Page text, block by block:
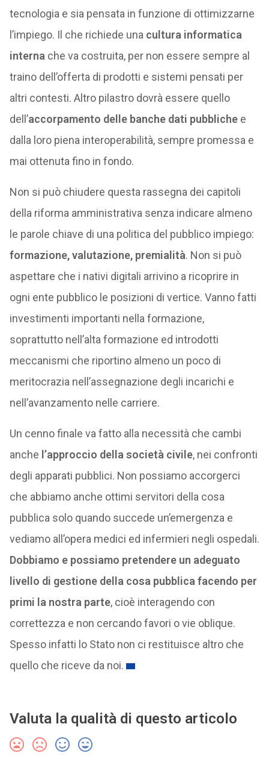
tecnologia e sia pensata in funzione di ottimizzarne
l’impiego. Il che richiede una cultura informatica
interna che va costruita, per non essere sempre al
traino dell’offerta di prodotti e sistemi pensati per
altri contesti. Altro pilastro dovrà essere quello
dell’accorpamento delle banche dati pubbliche e
dalla loro piena interoperabilità, sempre promessa e
mai ottenuta fino in fondo.
Non si può chiudere questa rassegna dei capitoli
della riforma amministrativa senza indicare almeno
le parole chiave di una politica del pubblico impiego:
formazione, valutazione, premialità. Non si può
aspettare che i nativi digitali arrivino a ricoprire in
ogni ente pubblico le posizioni di vertice. Vanno fatti
investimenti importanti nella formazione,
soprattutto nell’alta formazione ed introdotti
meccanismi che riportino almeno un poco di
meritocrazia nell’assegnazione degli incarichi e
nell’avanzamento nelle carriere.
Un cenno finale va fatto alla necessità che cambi
anche l’approccio della società civile, nei confronti
degli apparati pubblici. Non possiamo accorgerci
che abbiamo anche ottimi servitori della cosa
pubblica solo quando succede un’emergenza e
vediamo all’opera medici ed infermieri negli ospedali.
Dobbiamo e possiamo pretendere un adeguato
livello di gestione della cosa pubblica facendo per
primi la nostra parte, cioè interagendo con
correttezza e non cercando favori o vie oblique.
Spesso infatti lo Stato non ci restituisce altro che
quello che riceve da noi.
Valuta la qualità di questo articolo